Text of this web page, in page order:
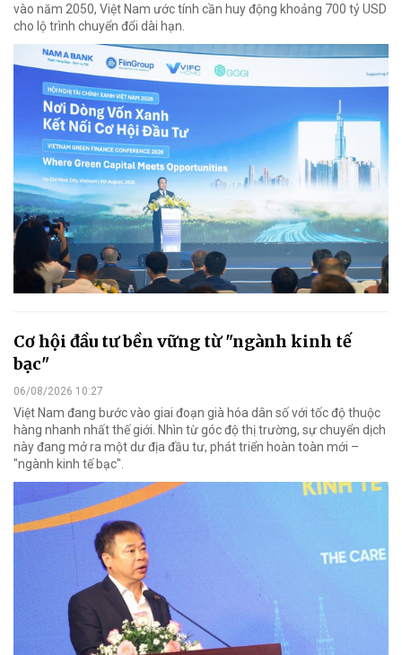
vào năm 2050, Việt Nam ước tính cần huy động khoảng 700 tỷ USD
cho lộ trình chuyển đổi dài hạn.
Cơ hội đầu tư bền vững từ "ngành kinh tế
bạc"
06/08/2026 10:27
Việt Nam đang bước vào giai đoạn già hóa dân số với tốc độ thuộc
hàng nhanh nhất thế giới. Nhìn từ góc độ thị trường, sự chuyển dịch
này đang mở ra một dư địa đầu tư, phát triển hoàn toàn mới –
"ngành kinh tế bạc".